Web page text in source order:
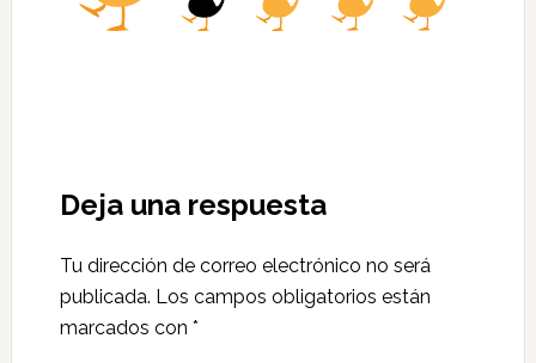
Deja una respuesta
Tu dirección de correo electrónico no será
publicada. Los campos obligatorios están
marcados con *